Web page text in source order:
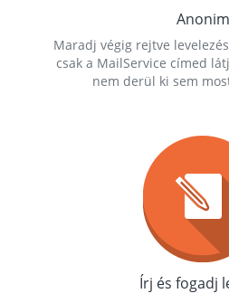
Anonim
Maradj végig rejtve
csak a MailService címed
nem derül ki sem
Írj és fogadj